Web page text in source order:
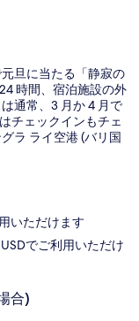
旦に当たる「静寂の
時間、宿泊施設の外
通常、3 月か 4 月で
チェックインもチェ
ラ ライ空港 (バリ国
いただけます
でご利用いただけ
合)